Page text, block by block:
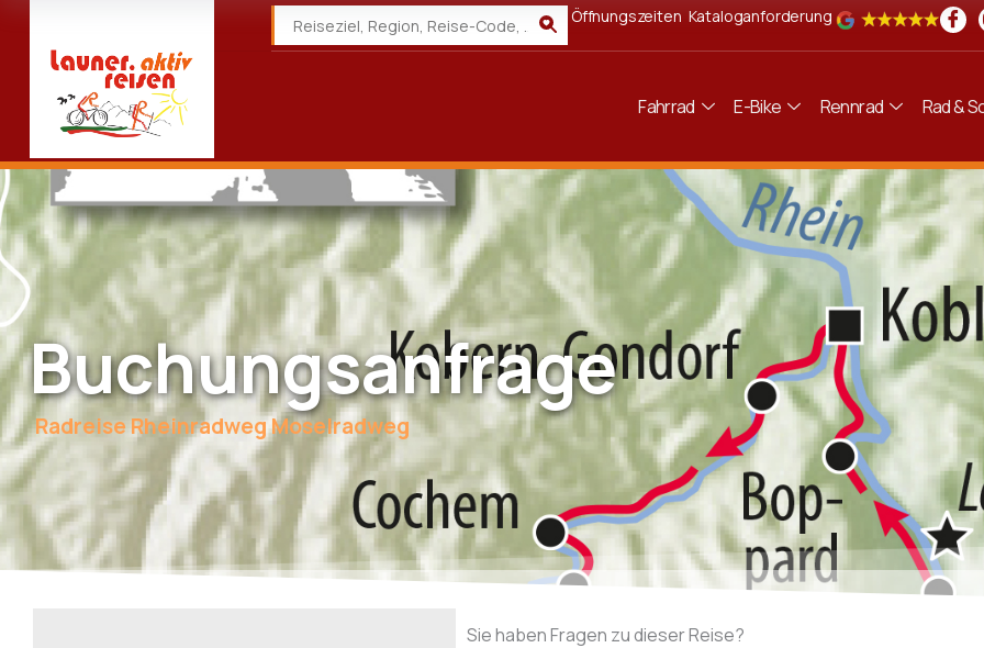
Öffnungszeiten Kataloganforderung
Fahrrad E-Bike Rennrad Rad &
Buchungsanfrage
Radreise Rheinradweg Moselradweg
Sie haben Fragen zu dieser Reise?